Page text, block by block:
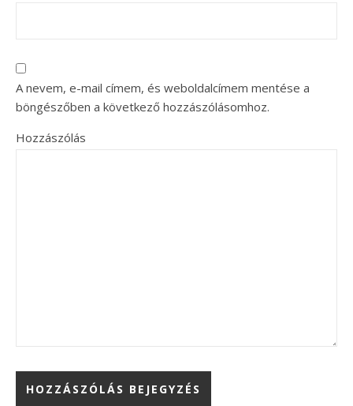
A nevem, e-mail címem, és weboldalcímem mentése a
böngészőben a következő hozzászólásomhoz.
Hozzászólás